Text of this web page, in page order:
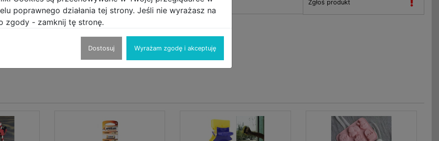
Zgłoś produkt
poprawnego działania tej strony. Jeśli nie wyrażasz na
zgody - zamknij tę stronę.
Dostosuj Wyrażam zgodę i akceptuję